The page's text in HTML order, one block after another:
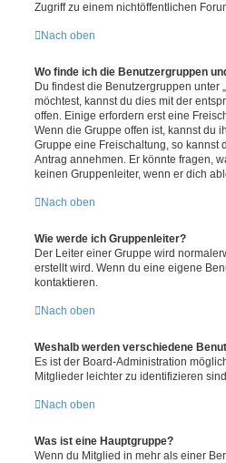
Zugriff zu einem nichtöffentlichen
Nach oben
Wo finde ich die Benutzergruppen
Du findest die Benutzergruppen unter
möchtest, kannst du dies mit der
offen. Einige erfordern erst eine
Wenn die Gruppe offen ist, kannst du
Gruppe eine Freischaltung, so kannst
Antrag annehmen. Er könnte fragen,
keinen Gruppenleiter, wenn er dich
Nach oben
Wie werde ich Gruppenleiter?
Der Leiter einer Gruppe wird
erstellt wird. Wenn du eine eigene
kontaktieren.
Nach oben
Weshalb werden verschiedene
Es ist der Board-Administration
Mitglieder leichter zu identifizieren
Nach oben
Was ist eine Hauptgruppe?
Wenn du Mitglied in mehr als einer